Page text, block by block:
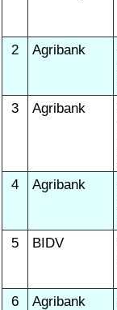
2
Agribank
3 Agribank
4 Agribank
5 BIDV
6
Agribank